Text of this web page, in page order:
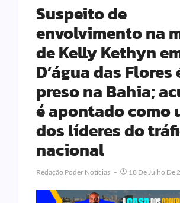
Suspeito de
envolvimento na
de Kelly Kethyn
D’água das Flores
preso na Bahia;
é apontado como
dos líderes do
nacional
Redação Poder Notícias 18 De Julho De